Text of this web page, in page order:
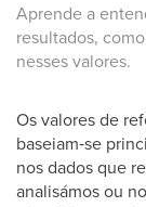
Aprende a
resultados,
nesses valores.
Os valores de
baseiam‑se
nos dados que
analisámos ou